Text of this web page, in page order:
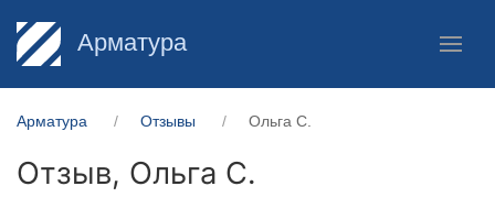
Арматура
Арматура Отзывы Ольга С.
Отзыв, Ольга С.